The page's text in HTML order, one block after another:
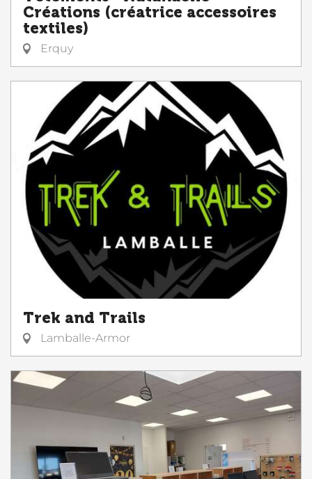
Créations (créatrice accessoires
textiles)
Erquy
Trek and Trails
Lamballe-Armor